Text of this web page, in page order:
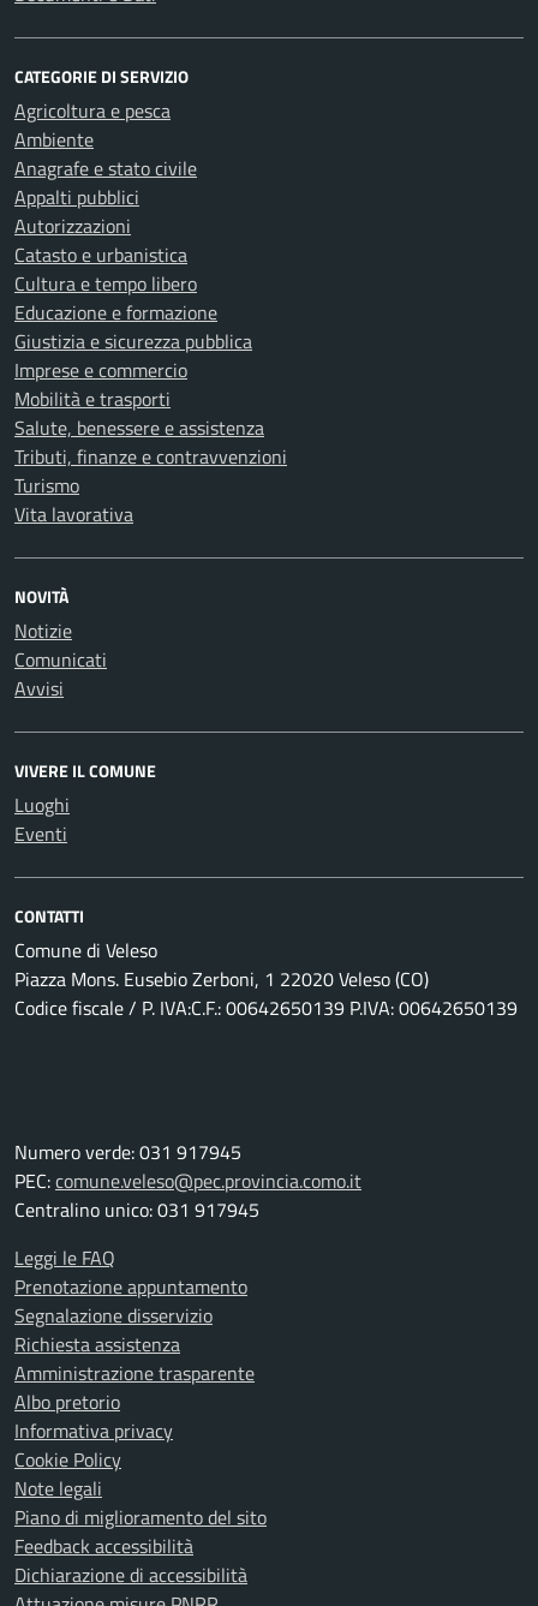
CATEGORIE DI SERVIZIO
Agricoltura e pesca
Ambiente
Anagrafe e stato civile
Appalti pubblici
Autorizzazioni
Catasto e urbanistica
Cultura e tempo libero
Educazione e formazione
Giustizia e sicurezza pubblica
Imprese e commercio
Mobilità e trasporti
Salute, benessere e assistenza
Tributi, finanze e contravvenzioni
Turismo
Vita lavorativa
NOVITÀ
Notizie
Comunicati
Avvisi
VIVERE IL COMUNE
Luoghi
Eventi
CONTATTI
Comune di Veleso
Piazza Mons. Eusebio Zerboni, 1 22020 Veleso (CO)
Codice fiscale / P. IVA:C.F.: 00642650139 P.IVA: 00642650139
Numero verde: 031 917945
PEC:comune.veleso@pec.provincia.como.it
Centralino unico: 031 917945
Leggi le FAQ
Prenotazione appuntamento
Segnalazione disservizio
Richiesta assistenza
Amministrazione trasparente
Albo pretorio
Informativa privacy
Cookie Policy
Note legali
Piano di miglioramento del sito
Feedback accessibilità
Dichiarazione di accessibilità